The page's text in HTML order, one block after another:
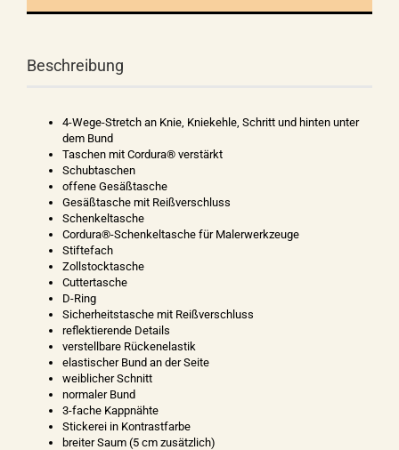
Beschreibung
4-Wege-Stretch an Knie, Kniekehle, Schritt und hinten unter
dem Bund
Taschen mit Cordura® verstärkt
Schubtaschen
offene Gesäßtasche
Gesäßtasche mit Reißverschluss
Schenkeltasche
Cordura®-Schenkeltasche für Malerwerkzeuge
Stiftefach
Zollstocktasche
Cuttertasche
D-Ring
Sicherheitstasche mit Reißverschluss
reflektierende Details
verstellbare Rückenelastik
elastischer Bund an der Seite
weiblicher Schnitt
normaler Bund
3-fache Kappnähte
Stickerei in Kontrastfarbe
breiter Saum (5 cm zusätzlich)